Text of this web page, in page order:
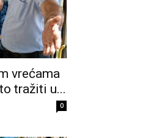
vrećama
tražiti u...
0